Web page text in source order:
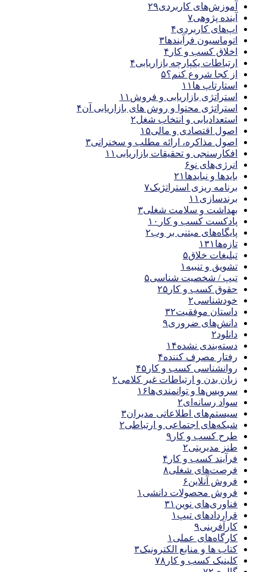
آموزش‌های کاربردی۲۹
آینده پژوهی۷
اپ‌های کاربردی۴
اتوماسیون فرآیندها۳
اخلاق کسب و کار ۴
ارتباطات یکپارچه بازاریابی۴
از کجا شروع کنم؟۵
استارتاپ ها ۱۱
استراتژی بازاریابی و فروش ۱۱
استراتژی محتوا و روش های بازاریابی آن۴
استعدادیابی و انتخاب شغل۲
اصول اقتصادی و مالی۱۵
اصول مذاکره، ارائه مطلب و سخنرانی۳
افکارسنجی و تحقیقات بازاریابی ۱۱
انرژی‌های نو۶
بایدها و نبایدها ۲۱
برنامه ریزی استراتژیک۷
برندسازی ۱۱
بهداشت و سلامت شغلی۳
پادکست کسب و کار ۱۰
پایگاه‌های مبتنی بر وب۲
تازه‌ها ۱۳۱
تبلیغات خلاق۵
تشویق و تنبیه ۱
تیپ / شخصیت شناسی۵
حقوق کسب و کار ۲۵
خودشناسی۲
داستان موفقیت۳۲
دانش‌های ضروری۹
دانلود۲
دسته‌بندی نشده۱۴
رفتار مصرف کننده۴
روانشناسی کسب و کار ۴۵
زبان بدن و ارتباطات غیر کلامی۲
سرویس‌ها و توانمندی‌ها۱۶
سواد رسانه‌ای۲
سیستم‌های اطلاعاتی مدیران۳
شبکه‌های اجتماعی و ارتباطی۲
طرح کسب و کار ۹
طنز مدیریتی۲
فرآیند کسب و کار ۴
فرصت‌های شغلی۸
فروش آنلاین۶
فروش محصولات دانشی ۱
فناوری‌های نوین ۳۱
قراردادهای تیپ ۱
کارآفرینی۹
کارگاه‌های عملی ۱
کتاب ها و منابع الکترونیک۳
کلینیک کسب و کار ۷۸